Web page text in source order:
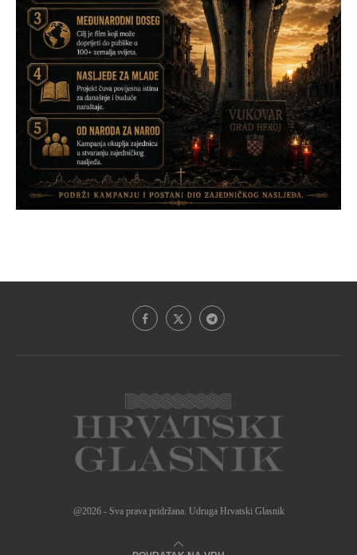
@2026 - Sva prava pridržana. Udruga Hrvatski Glasnik